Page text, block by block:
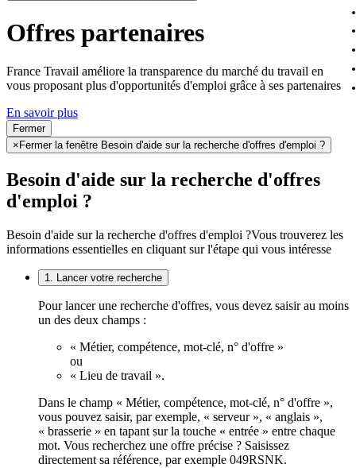
Offres partenaires
France Travail améliore la transparence du marché du travail en
vous proposant plus d'opportunités d'emploi grâce à ses partenaires
En savoir plus
Fermer
× Fermer la fenêtre Besoin d'aide sur la recherche d'offres d'emploi ?
Besoin d'aide sur la recherche d'offres
d'emploi ?
Besoin d'aide sur la recherche d'offres d'emploi ?Vous trouverez les
informations essentielles en cliquant sur l'étape qui vous intéresse
1. Lancer votre recherche
Pour lancer une recherche d'offres, vous devez saisir au moins
un des deux champs :
« Métier, compétence, mot-clé, n° d'offre »
ou
« Lieu de travail ».
Dans le champ « Métier, compétence, mot-clé, n° d'offre »,
vous pouvez saisir, par exemple, « serveur », « anglais »,
« brasserie » en tapant sur la touche « entrée » entre chaque
mot. Vous recherchez une offre précise ? Saisissez
directement sa référence, par exemple 049RSNK.